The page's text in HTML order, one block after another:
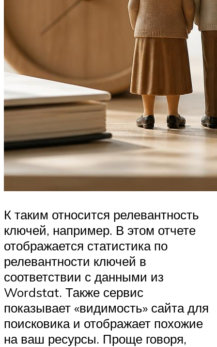
К таким относится релевантность
ключей, например. В этом отчете
отображается статистика по
релевантности ключей в
соответствии с данными из
Wordstat. Также сервис
показывает «видимость» сайта для
поисковика и отображает похожие
на ваш ресурсы. Проще говоря,